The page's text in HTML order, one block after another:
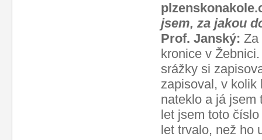
jsem, za jakou
Prof. Janský: Za
kronice v
srážky si
zapisoval, v kolik
nateklo a já jsem
let jsem toto
let trvalo, než ho